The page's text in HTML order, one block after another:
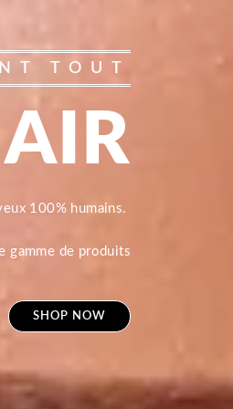
TOUT
100% humains.
gamme de produits
SHOP NOW